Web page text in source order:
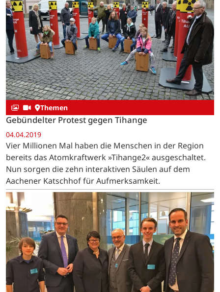
Themen
Gebündelter Protest gegen Tihange
04.04.2019
Vier Millionen Mal haben die Menschen in der Region
bereits das Atomkraftwerk »Tihange2« ausgeschaltet.
Nun sorgen die zehn interaktiven Säulen auf dem
Aachener Katschhof für Aufmerksamkeit.